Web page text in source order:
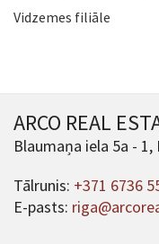
Vidzemes filiāle
ARCO REAL
Blaumaņa iela 5a - 1,
Tālrunis: +371 6736
E-pasts: